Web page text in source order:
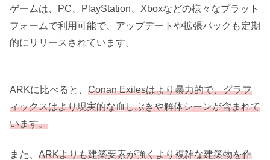
ゲームは、PC、PlayStation、Xboxなどの様々なプラット
フォームで利用可能で、アップデートや拡張パックも定期
的にリリースされています。
ARKに比べると、 Conan Exilesはより暴力的で、グラフ
ィックスはより現実的な血しぶきや解体シーンが含まれて
います。
また、 ARKよりも建築要素が強くより複雑な建築物を作